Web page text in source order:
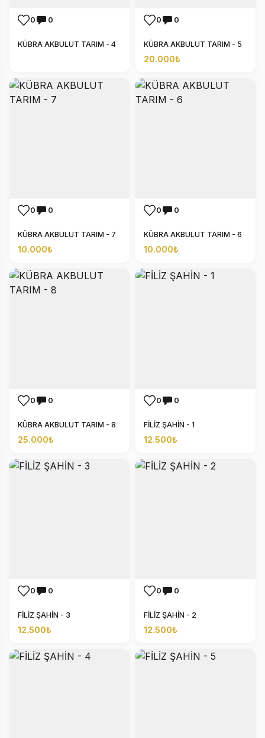
0 0
KÜBRA AKBULUT TARIM - 4
0 0
KÜBRA AKBULUT TARIM - 5
20.000₺
0 0
KÜBRA AKBULUT TARIM - 7
10.000₺
0 0
KÜBRA AKBULUT TARIM - 6
10.000₺
0 0
KÜBRA AKBULUT TARIM - 8
25.000₺
0 0
FİLİZ ŞAHİN - 1
12.500₺
0 0
FİLİZ ŞAHİN - 3
12.500₺
0 0
FİLİZ ŞAHİN - 2
12.500₺